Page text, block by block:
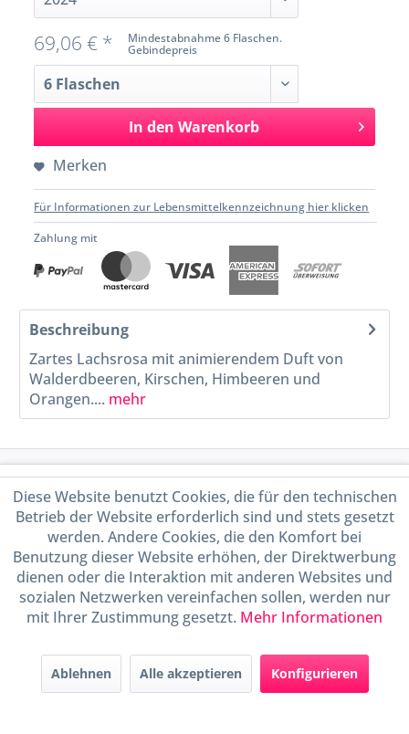
Mindestabnahme 6 Flaschen.
Gebindepreis
69,06 € *
In den Warenkorb
Merken
Für Informationen zur Lebensmittelkennzeichnung hier klicken
Zahlung mit
Beschreibung
Zartes Lachsrosa mit animierendem Duft von
Walderdbeeren, Kirschen, Himbeeren und
Orangen.... mehr
Service Hotline
Shop Service
Informationen
Handel mit BIO-Weinen
durch DE-ÖKO-009
Diese Website benutzt Cookies, die für den technischen
Betrieb der Website erforderlich sind und stets gesetzt
werden. Andere Cookies, die den Komfort bei
Benutzung dieser Website erhöhen, der Direktwerbung
dienen oder die Interaktion mit anderen Websites und
sozialen Netzwerken vereinfachen sollen, werden nur
mit Ihrer Zustimmung gesetzt. Mehr Informationen
Ablehnen Alle akzeptieren Konfigurieren